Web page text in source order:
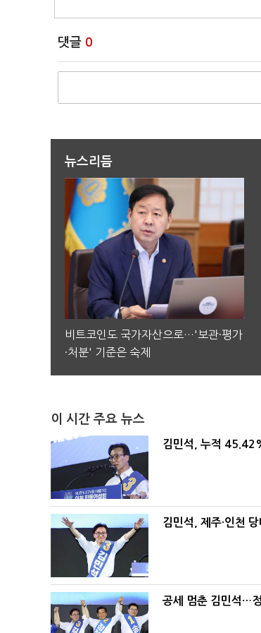
댓글 0
뉴스리듬
비트코인도 국가자산으로…'보관·평가
·처분' 기준은 숙제
이 시간 주요 뉴스
김민석, 누적
김민석, 제주·인천
공세 멈춘 김민석…